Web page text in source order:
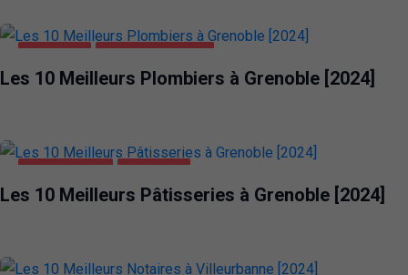
Les 10 Meilleurs Plombiers à Grenoble [2024]
Les 10 Meilleurs Pâtisseries à Grenoble [2024]